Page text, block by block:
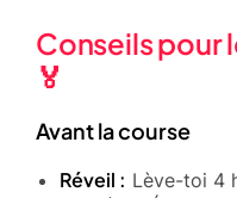
Conseils pour
🏅
Avant la course
Réveil : Lève-toi 4